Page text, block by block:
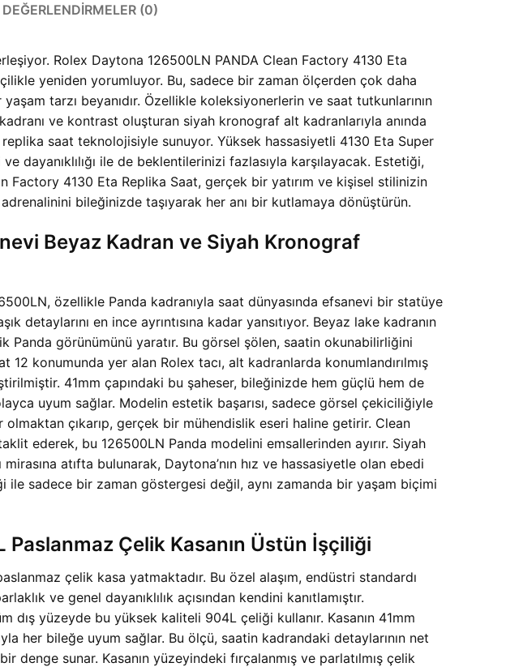
DEĞERLENDIRMELER (0)
Rolex Daytona 126500LN PANDA Clean Factory 4130 Eta
yeniden yorumluyor. Bu, sadece bir zaman ölçerden çok daha
tarzı beyanıdır. Özellikle koleksiyonerlerin ve saat tutkunlarının
ve kontrast oluşturan siyah kronograf alt kadranlarıyla anında
saat teknolojisiyle sunuyor. Yüksek hassasiyetli 4130 Eta Super
dayanıklılığı ile de beklentilerinizi fazlasıyla karşılayacak. Estetiği,
Factory 4130 Eta Replika Saat, gerçek bir yatırım ve kişisel stilinizin
adrenalinini bileğinizde taşıyarak her anı bir kutlamaya dönüştürün.
Beyaz Kadran ve Siyah Kronograf
özellikle Panda kadranıyla saat dünyasında efsanevi bir statüye
en ince ayrıntısına kadar yansıtıyor. Beyaz lake kadranın
Panda görünümünü yaratır. Bu görsel şölen, saatin okunabilirliğini
konumunda yer alan Rolex tacı, alt kadranlarda konumlandırılmış
41mm çapındaki bu şaheser, bileğinizde hem güçlü hem de
uyum sağlar. Modelin estetik başarısı, sadece görsel çekiciliğiyle
çıkarıp, gerçek bir mühendislik eseri haline getirir. Clean
ederek, bu 126500LN Panda modelini emsallerinden ayırır. Siyah
atıfta bulunarak, Daytona’nın hız ve hassasiyetle olan ebedi
ile sadece bir zaman göstergesi değil, aynı zamanda bir yaşam biçimi
Çelik Kasanın Üstün İşçiliği
çelik kasa yatmaktadır. Bu özel alaşım, endüstri standardı
ve genel dayanıklılık açısından kendini kanıtlamıştır.
yüzeyde bu yüksek kaliteli 904L çeliği kullanır. Kasanın 41mm
her bileğe uyum sağlar. Bu ölçü, saatin kadrandaki detaylarının net
denge sunar. Kasanın yüzeyindeki fırçalanmış ve parlatılmış çelik